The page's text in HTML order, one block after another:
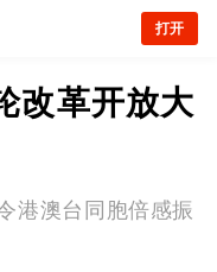
打开
改革开放大
港澳台同胞倍感振